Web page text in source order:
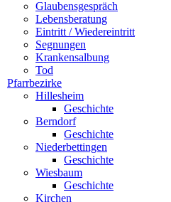
Glaubensgespräch
Lebensberatung
Eintritt / Wiedereintritt
Segnungen
Krankensalbung
Tod
Pfarrbezirke
Hillesheim
Geschichte
Berndorf
Geschichte
Niederbettingen
Geschichte
Wiesbaum
Geschichte
Kirchen